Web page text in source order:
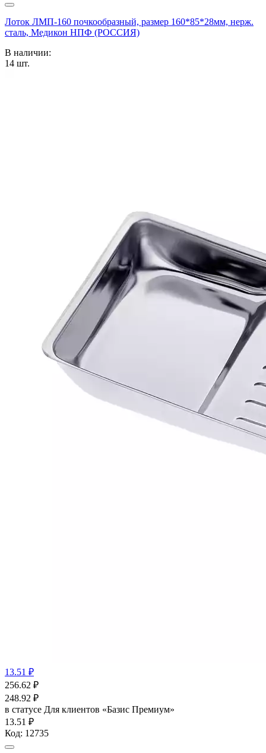
Лоток ЛМП-160 почкообразный, размер 160*85*28мм, нерж.
сталь, Медикон НПФ (РОССИЯ)
В наличии:
14 шт.
13.51 ₽
256.62 ₽
248.92 ₽
в статусе Для клиентов «Базис Премиум»
13.51 ₽
Код: 12735